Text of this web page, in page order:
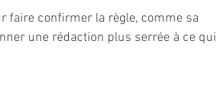
faire confirmer la règle, comme sa
une rédaction plus serrée à ce qui